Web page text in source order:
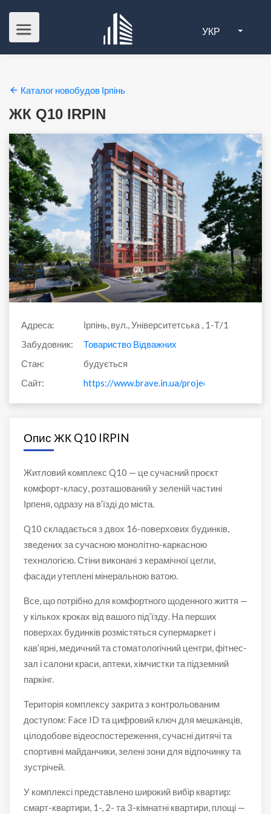
УКР
Каталог новобудов Ірпінь
ЖК Q10 IRPIN
Адреса:
Ірпінь, вул., Університетська , 1-Т/1
Забудовник:
Товариство Відважних
Стан:
будується
Сайт:
https://www.brave.in.ua/projects/q10-irpin/
Опис ЖК Q10 IRPIN
Житловий комплекс Q10 — це сучасний проєкт
комфорт-класу, розташований у зеленій частині
Ірпеня, одразу на в’їзді до міста.
Q10 складається з двох 16-поверхових будинків,
зведених за сучасною монолітно-каркасною
технологією. Стіни виконані з керамічної цегли,
фасади утеплені мінеральною ватою.
Все, що потрібно для комфортного щоденного життя —
у кількох кроках від вашого під’їзду. На перших
поверхах будинків розмістяться супермаркет і
кав’ярні, медичний та стоматологічний центри, фітнес-
зал і салони краси, аптеки, хімчистки та підземний
паркінг.
Територія комплексу закрита з контрольованим
доступом: Face ID та цифровий ключ для мешканців,
цілодобове відеоспостереження, сучасні дитячі та
спортивні майданчики, зелені зони для відпочинку та
зустрічей.
У комплексі представлено широкий вибір квартир:
смарт-квартири, 1-, 2- та 3-кімнатні квартири, площі —